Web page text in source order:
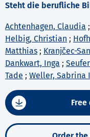
Steht die berufliche
Achtenhagen, Claudia ;
Helbig, Christian ;
Matthias ; Kranjčec-
Dankwart, Inga ;
Tade ; Weller, Sabrina
Free